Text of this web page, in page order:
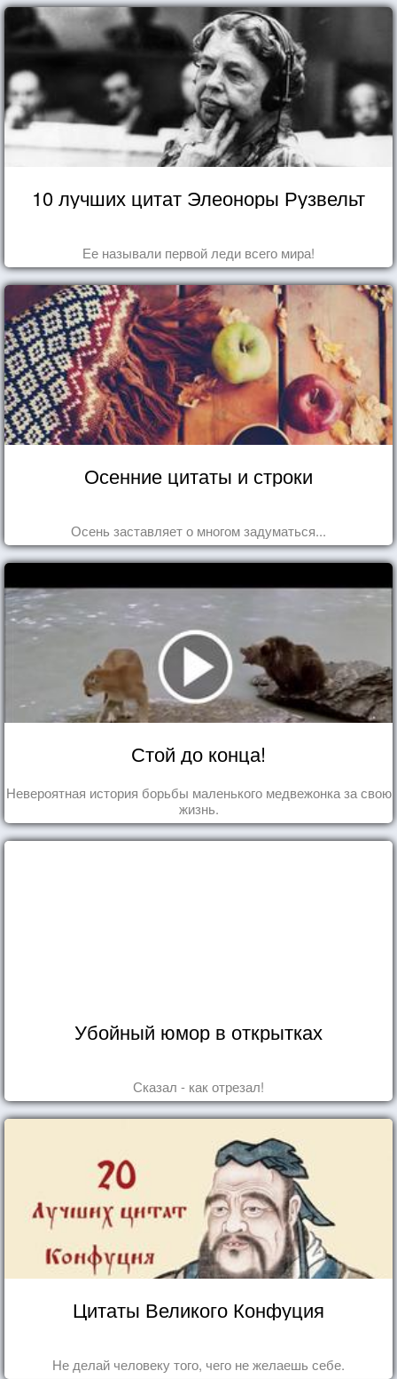
10 лучших цитат Элеоноры Рузвельт
Ее называли первой леди всего мира!
Осенние цитаты и строки
Осень заставляет о многом задуматься...
Стой до конца!
Невероятная история борьбы маленького медвежонка за свою
жизнь.
Убойный юмор в открытках
Сказал - как отрезал!
Цитаты Великого Конфуция
Не делай человеку того, чего не желаешь себе.